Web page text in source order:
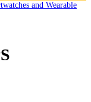
and Wearable